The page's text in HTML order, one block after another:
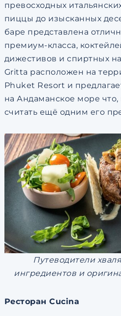
превосходных
пиццы до изысканных
баре представлена
премиум-класса,
дижестивов и спиртных
Gritta расположен на
Phuket Resort и
на Андаманское море
считать ещё одним его
Путеводители
ингредиентов и
Ресторан Cucina